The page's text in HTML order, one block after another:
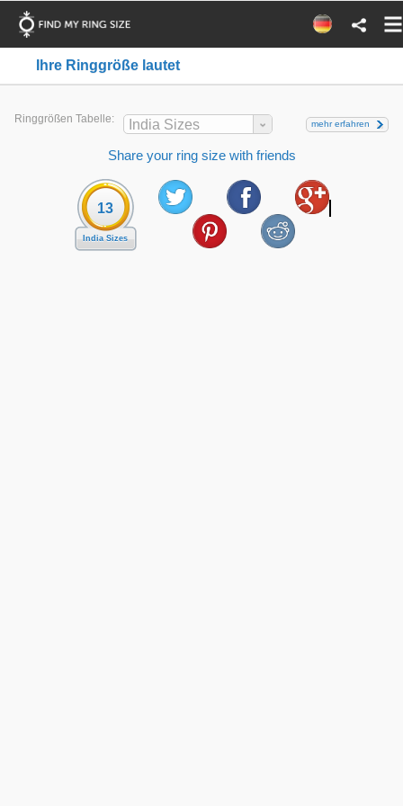
Ihre Ringgröße lautet
Ringgrößen Tabelle: India Sizes mehr erfahren
Share your ring size with friends
13
India Sizes